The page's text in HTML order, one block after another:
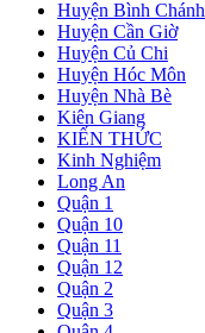
Huyện Bình Chánh
Huyện Cần Giờ
Huyện Củ Chi
Huyện Hóc Môn
Huyện Nhà Bè
Kiên Giang
KIẾN THỨC
Kinh Nghiệm
Long An
Quận 1
Quận 10
Quận 11
Quận 12
Quận 2
Quận 3